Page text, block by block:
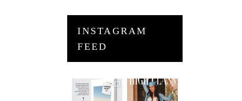
INSTAGRAM
FEED